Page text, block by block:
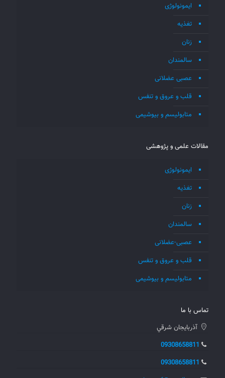
ایمونولوژی
تغذیه
زنان
سالمندان
عصبی عضلانی
قلب و عروق و تنفس
متابولیسم و بیوشیمی
مقالات علمی و پژوهشی
ایمونولوژی
تغذیه
زنان
سالمندان
عصبی-عضلانی
قلب و عروق و تنفس
متابولیسم و بیوشیمی
تماس با ما
آذربايجان شرقي
09308658811
09308658811